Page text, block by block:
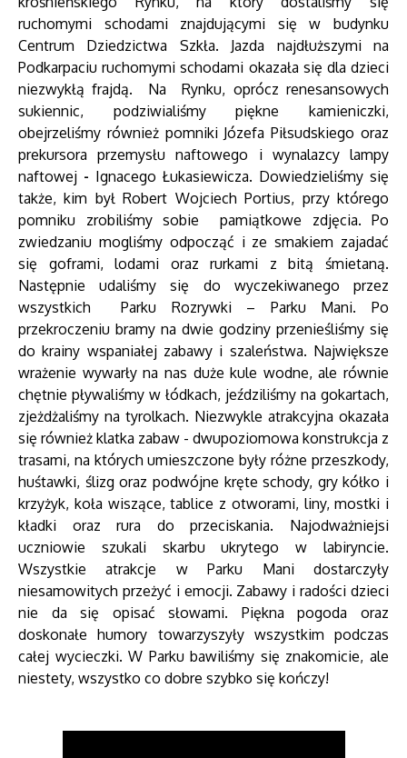
ruchomymi schodami znajdującymi się w budynku
Centrum Dziedzictwa Szkła. Jazda najdłuższymi na
Podkarpaciu ruchomymi schodami okazała się dla dzieci
niezwykłą frajdą. Na Rynku, oprócz renesansowych
sukiennic, podziwialiśmy piękne kamieniczki,
obejrzeliśmy również pomniki Józefa Piłsudskiego oraz
prekursora przemysłu naftowego i wynalazcy lampy
naftowej - Ignacego Łukasiewicza. Dowiedzieliśmy się
także, kim był Robert Wojciech Portius, przy którego
pomniku zrobiliśmy sobie pamiątkowe zdjęcia. Po
zwiedzaniu mogliśmy odpocząć i ze smakiem zajadać
się goframi, lodami oraz rurkami z bitą śmietaną.
Następnie udaliśmy się do wyczekiwanego przez
wszystkich Parku Rozrywki – Parku Mani. Po
przekroczeniu bramy na dwie godziny przenieśliśmy się
do krainy wspaniałej zabawy i szaleństwa. Największe
wrażenie wywarły na nas duże kule wodne, ale równie
chętnie pływaliśmy w łódkach, jeździliśmy na gokartach,
zjeżdżaliśmy na tyrolkach. Niezwykle atrakcyjna okazała
się również klatka zabaw - dwupoziomowa konstrukcja z
trasami, na których umieszczone były różne przeszkody,
huśtawki, ślizg oraz podwójne kręte schody, gry kółko i
krzyżyk, koła wiszące, tablice z otworami, liny, mostki i
kładki oraz rura do przeciskania. Najodważniejsi
uczniowie szukali skarbu ukrytego w labiryncie.
Wszystkie atrakcje w Parku Mani dostarczyły
niesamowitych przeżyć i emocji. Zabawy i radości dzieci
nie da się opisać słowami. Piękna pogoda oraz
doskonałe humory towarzyszyły wszystkim podczas
całej wycieczki. W Parku bawiliśmy się znakomicie, ale
niestety, wszystko co dobre szybko się kończy!